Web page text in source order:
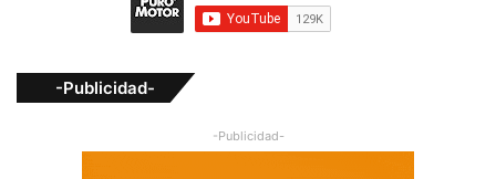
-Publicidad-
-Publicidad-